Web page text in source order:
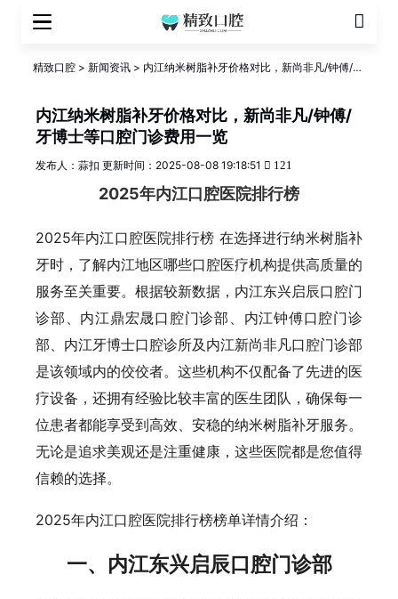
精致口腔> 新闻资讯> 内江纳米树脂补牙价格对比，新尚非凡/钟傅/牙
内江纳米树脂补牙价格对比，新尚非凡/钟傅/
牙博士等口腔门诊费用一览
发布人：蒜扣 更新时间：2025-08-08 19:18:51 121
2025年内江口腔医院排行榜
2025年内江口腔医院排行榜 在选择进行纳米树脂补
牙时，了解内江地区哪些口腔医疗机构提供高质量的
服务至关重要。根据较新数据，内江东兴启辰口腔门
诊部、内江鼎宏晟口腔门诊部、内江钟傅口腔门诊
部、内江牙博士口腔诊所及内江新尚非凡口腔门诊部
是该领域内的佼佼者。这些机构不仅配备了先进的医
疗设备，还拥有经验比较丰富的医生团队，确保每一
位患者都能享受到高效、安稳的纳米树脂补牙服务。
无论是追求美观还是注重健康，这些医院都是您值得
信赖的选择。
2025年内江口腔医院排行榜榜单详情介绍：
一、内江东兴启辰口腔门诊部